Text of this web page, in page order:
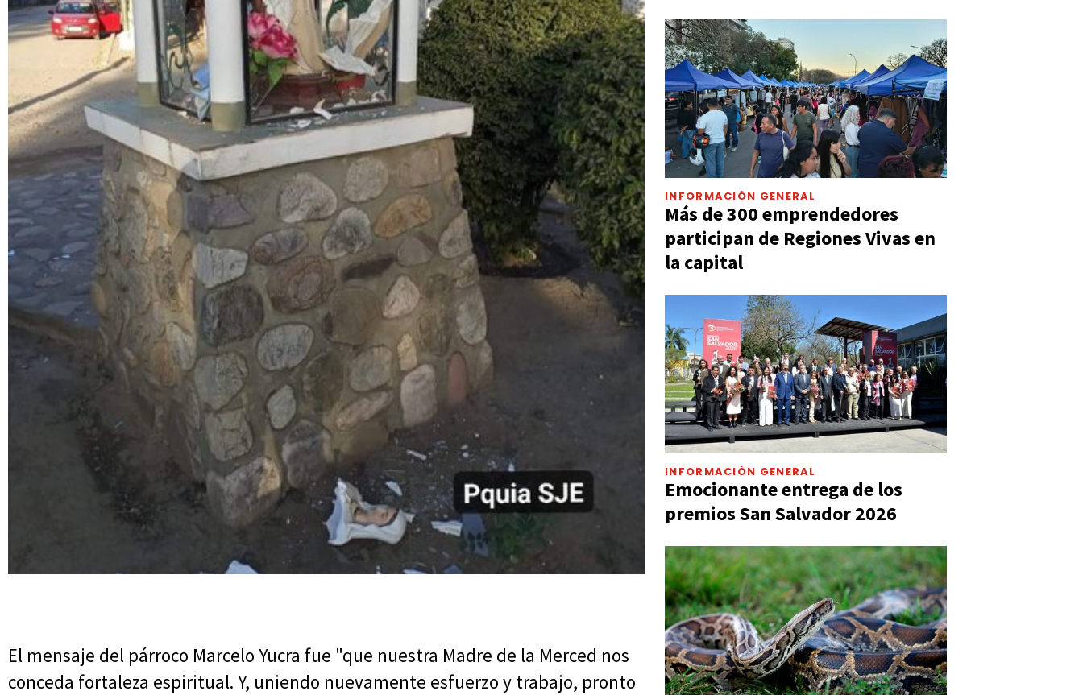
El mensaje del párroco Marcelo Yucra fue "que nuestra Madre de la Merced nos
conceda fortaleza espiritual. Y, uniendo nuevamente esfuerzo y trabajo, pronto
INFORMACIÓN GENERAL
Más de 300 emprendedores
participan de Regiones Vivas en
la capital
INFORMACIÓN GENERAL
Emocionante entrega de los
premios San Salvador 2026